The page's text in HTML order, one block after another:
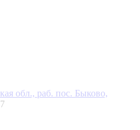
обл., раб. пос. Быково,